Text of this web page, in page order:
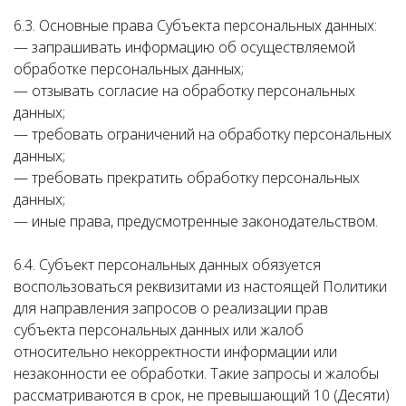
6.3. Основные права Субъекта персональных данных:
— запрашивать информацию об осуществляемой
обработке персональных данных;
— отзывать согласие на обработку персональных
данных;
— требовать ограничений на обработку персональных
данных;
— требовать прекратить обработку персональных
данных;
— иные права, предусмотренные законодательством.
6.4. Субъект персональных данных обязуется
воспользоваться реквизитами из настоящей Политики
для направления запросов о реализации прав
субъекта персональных данных или жалоб
относительно некорректности информации или
незаконности ее обработки. Такие запросы и жалобы
рассматриваются в срок, не превышающий 10 (Десяти)